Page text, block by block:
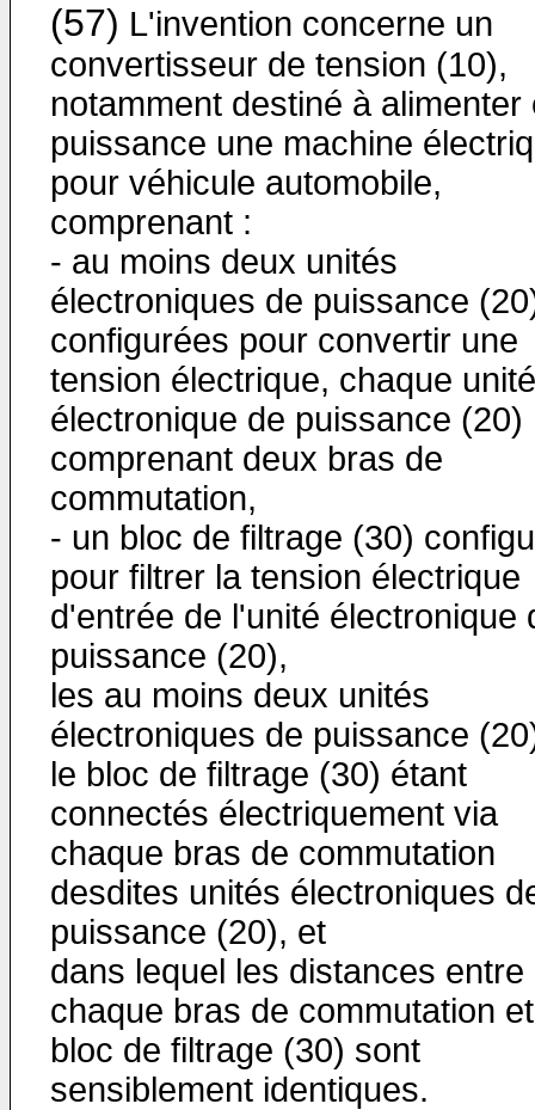
(57) L'invention concerne un
convertisseur de tension (10),
notamment destiné à alimenter
puissance une machine
pour véhicule automobile,
comprenant :
- au moins deux unités
électroniques de puissance
configurées pour convertir une
tension électrique, chaque unité
électronique de puissance (20)
comprenant deux bras de
commutation,
- un bloc de filtrage (30)
pour filtrer la tension électrique
d'entrée de l'unité électronique
puissance (20),
les au moins deux unités
électroniques de puissance
le bloc de filtrage (30) étant
connectés électriquement via
chaque bras de commutation
desdites unités électroniques
puissance (20), et
dans lequel les distances entre
chaque bras de commutation
bloc de filtrage (30) sont
sensiblement identiques.